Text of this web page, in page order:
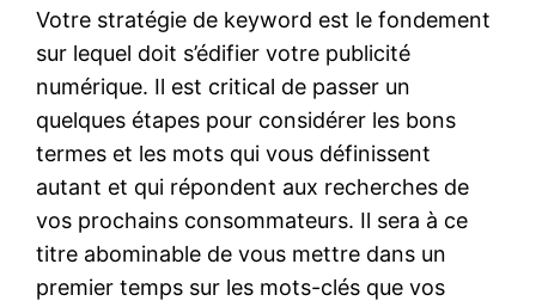
Votre stratégie de keyword est le fondement
sur lequel doit s’édifier votre publicité
numérique. Il est critical de passer un
quelques étapes pour considérer les bons
termes et les mots qui vous définissent
autant et qui répondent aux recherches de
vos prochains consommateurs. Il sera à ce
titre abominable de vous mettre dans un
premier temps sur les mots-clés que vos